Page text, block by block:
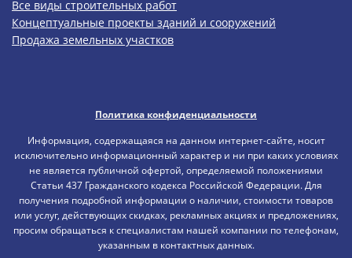
Все виды строительных работ
Концептуальные проекты зданий и сооружений
Продажа земельных участков
Политика конфиденциальности
Информация, содержащаяся на данном интернет-сайте, носит
исключительно информационный характер и ни при каких условиях
не является публичной офертой, определяемой положениями
Статьи 437 Гражданского кодекса Российской Федерации. Для
получения подробной информации о наличии, стоимости товаров
или услуг, действующих скидках, рекламных акциях и предложениях,
просим обращаться к специалистам нашей компании по телефонам,
указанным в контактных данных.